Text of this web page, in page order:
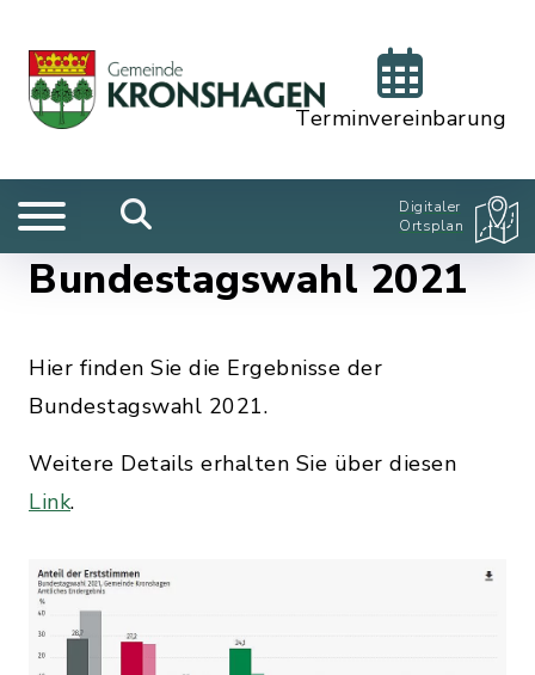
Terminvereinbarung
Digitaler
Ortsplan
Bundestagswahl 2021
Hier finden Sie die Ergebnisse der
Bundestagswahl 2021.
Weitere Details erhalten Sie über diesen
Link.